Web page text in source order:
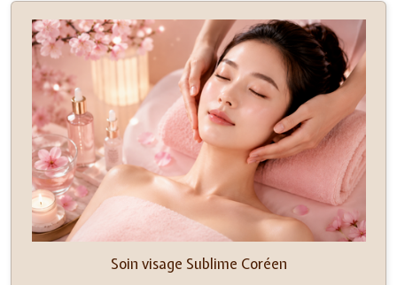
Soin visage Sublime Coréen